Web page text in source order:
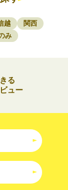
越
関西
み
る
ュー